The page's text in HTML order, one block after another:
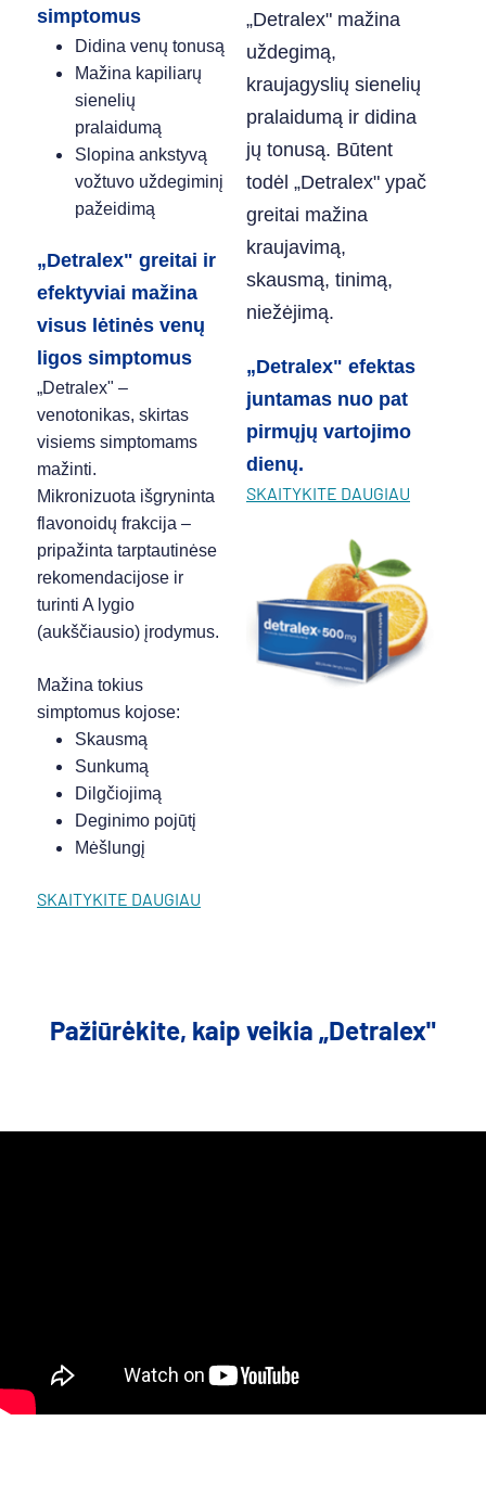
simptomus
Didina venų tonusą
Mažina kapiliarų
sienelių
pralaidumą
Slopina ankstyvą
vožtuvo uždegiminį
pažeidimą
„Detralex" greitai ir
efektyviai mažina
visus lėtinės venų
ligos simptomus
„Detralex" –
venotonikas, skirtas
visiems simptomams
mažinti.
Mikronizuota išgryninta
flavonoidų frakcija –
pripažinta tarptautinėse
rekomendacijose ir
turinti A lygio
(aukščiausio) įrodymus.
Mažina tokius
simptomus kojose:
Skausmą
Sunkumą
Dilgčiojimą
Deginimo pojūtį
Mėšlungį
SKAITYKITE DAUGIAU
„Detralex" mažina
uždegimą,
kraujagyslių sienelių
pralaidumą ir didina
jų tonusą. Būtent
todėl „Detralex" ypač
greitai mažina
kraujavimą,
skausmą, tinimą,
niežėjimą.
„Detralex" efektas
juntamas nuo pat
pirmųjų vartojimo
dienų.
SKAITYKITE DAUGIAU
Pažiūrėkite, kaip veikia „Detralex"